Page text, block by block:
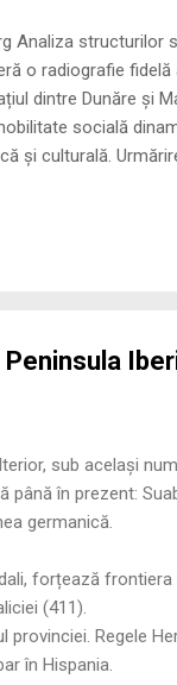
sociale
o radiografie fidelă
dintre Dunăre și
socială
și culturală.
sub același
în prezent:
germanică.
forțează frontiera
(411).
Regele
în Hispania.